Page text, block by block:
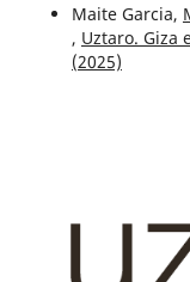
Maite Garcia,
, Uztaro. Giza
(2025)